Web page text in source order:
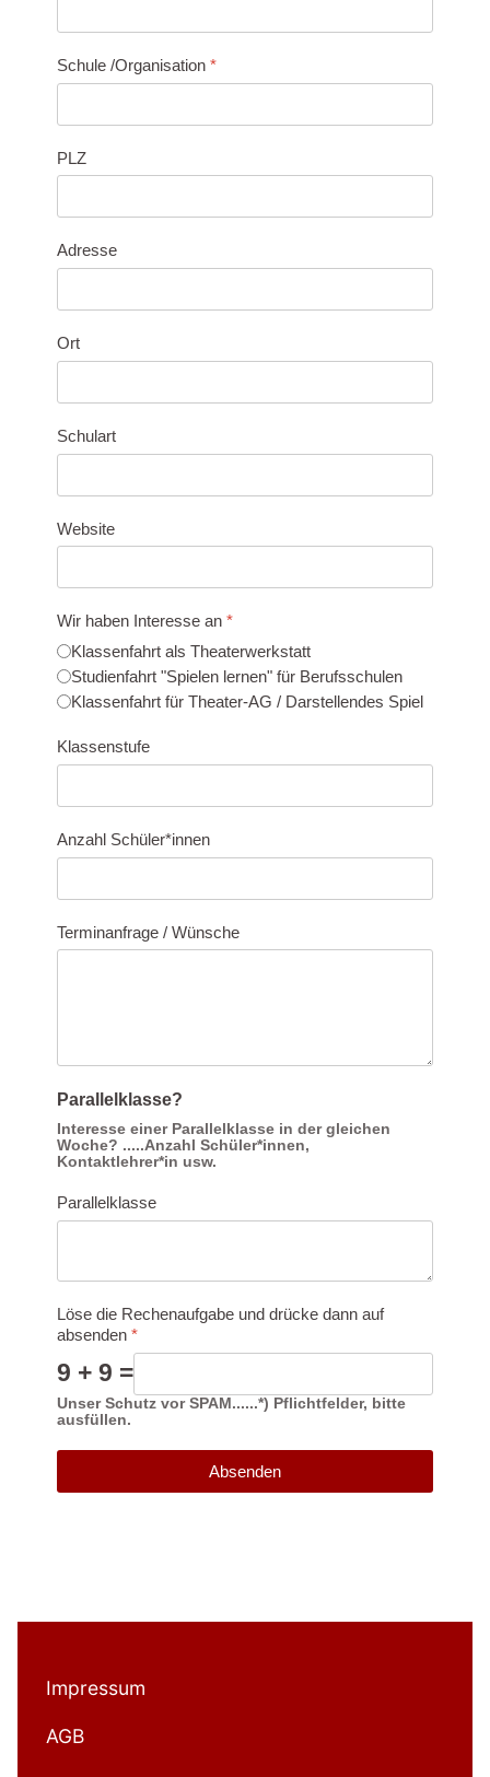
Schule /Organisation *
PLZ
Adresse
Ort
Schulart
Website
Wir haben Interesse an *
Klassenfahrt als Theaterwerkstatt
Studienfahrt "Spielen lernen" für Berufsschulen
Klassenfahrt für Theater-AG / Darstellendes Spiel
Klassenstufe
Anzahl Schüler*innen
Terminanfrage / Wünsche
Parallelklasse?
Interesse einer Parallelklasse in der gleichen
Woche? .....Anzahl Schüler*innen,
Kontaktlehrer*in usw.
Parallelklasse
Löse die Rechenaufgabe und drücke dann auf
absenden *
9 + 9 =
Unser Schutz vor SPAM......*) Pflichtfelder, bitte
ausfüllen.
Absenden
Impressum
AGB